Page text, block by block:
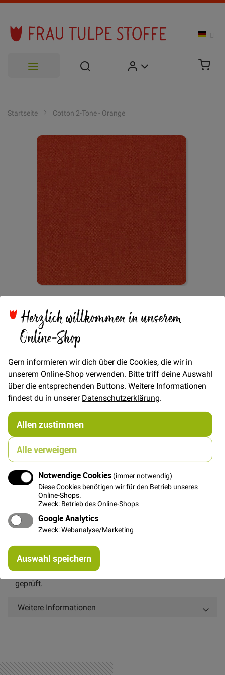
Herzlich willkommen in unserem
Online-Shop
Gern informieren wir dich über die Cookies, die wir in
unserem Online-Shop verwenden. Bitte triff deine Auswahl
über die entsprechenden Buttons. Weitere Informationen
findest du in unsererDatenschutzerklärung.
Allen zustimmen
Alle verweigern
Notwendige Cookies (immer notwendig)
Diese Cookies benötigen wir für den Betrieb unseres
Online-Shops.
Zweck: Betrieb des Online-Shops
Google Analytics
Zweck: Webanalyse/Marketing
Auswahl speichern
Startseite Cotton 2-Tone - Orange
der
Bildgalerie
springen
Cotton 2-Tone - Orange
Auf Lager
19,00 €
€/METER (Freie Eingabe)
Menge
In den Warenkorb
Details
Dieser wunderschöne, leicht fallende Uni Stoff von Stof
ist garngefärbt. Dadurch das Kette und Schuss
unterschiedliche Farben (orange und rot) haben
changiert dieser Stoff leicht in seiner Oberfläche. Er ist
super geeignet für Röcke, Blusen oder Accessoires.
Dieser Stoff ist nach OEKO-TEX® Standard 100
geprüft.
Weitere Informationen